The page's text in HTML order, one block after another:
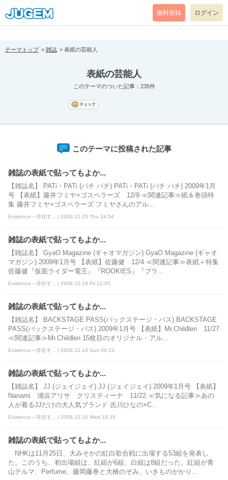
[pear_error: message="Success" code=0 mode=return level=notice
prefix="" info=""]
無料登録 ログイン
テーマトップ 雑誌 表紙の芸能人
表紙の芸能人
このテーマのついた記事：235件
このテーマに投稿された記事
雑誌の表紙で貼ってもよか...
【雑誌名】 PATi・PATi (パチ パチ) PATi・PATi (パチ パチ) 2009年1月
号 【表紙】藤井フミヤ×ゴスペラーズ 12/9 ≪関連記事≫紙＆巻頭特
集 藤井フミヤ×ゴスペラーズ フミヤさんのアル...
Existence～存在す... | 2008.12.25 Thu 14:54
雑誌の表紙で貼ってもよか...
【雑誌名】 GyaO Magazine (ギャオマガジン) GyaO Magazine (ギャオ
マガジン) 2009年1月号 【表紙】佐藤健 12/4 ≪関連記事≫表紙＋特集
佐藤健『仮面ライダー電王』『ROOKIES』『ブラ...
Existence～存在す... | 2008.12.19 Fri 12:05
雑誌の表紙で貼ってもよか...
【雑誌名】 BACKSTAGE PASS(バックステージ・パス) BACKSTAGE
PASS(バックステージ・パス) 2009年1月号 【表紙】Mr.Childlen 11/27
≪関連記事≫Mr.Childlen 15枚目のオリジナル・アル...
Existence～存在す... | 2008.12.14 Sun 09:23
雑誌の表紙で貼ってもよか...
【雑誌名】 JJ (ジェイジェイ) JJ (ジェイジェイ) 2009年1月号 【表紙】
Nanami 浦浜アリサ クリスティーナ 11/22 ≪気になる記事≫あの
人が着るJJだけの大人気ブランド 吉川ひなの×C...
Existence～存在す... | 2008.12.10 Wed 10:39
雑誌の表紙で貼ってもよか...
NHKは11月25日、大みそかの紅白歌合戦に出場する53組を発表し
た。このうち、初出場組は、紅組が6組、白組は8組だった。紅組が青
山テルマ、Perfume、藤岡藤巻と大橋のぞみ、いきものがかり...